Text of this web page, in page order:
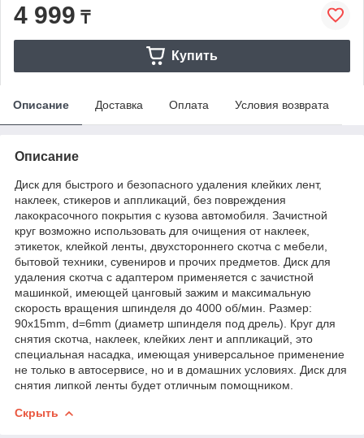
4 999 ₸
Купить
Описание Доставка Оплата Условия возврата
Описание
Диск для быстрого и безопасного удаления клейких лент,
наклеек, стикеров и аппликаций, без повреждения
лакокрасочного покрытия с кузова автомобиля. Зачистной
круг возможно использовать для очищения от наклеек,
этикеток, клейкой ленты, двухстороннего скотча с мебели,
бытовой техники, сувениров и прочих предметов. Диск для
удаления скотча с адаптером применяется с зачистной
машинкой, имеющей цанговый зажим и максимальную
скорость вращения шпинделя до 4000 об/мин. Размер:
90x15mm, d=6mm (диаметр шпинделя под дрель). Круг для
снятия скотча, наклеек, клейких лент и аппликаций, это
специальная насадка, имеющая универсальное применение
не только в автосервисе, но и в домашних условиях. Диск для
снятия липкой ленты будет отличным помощником.
Скрыть